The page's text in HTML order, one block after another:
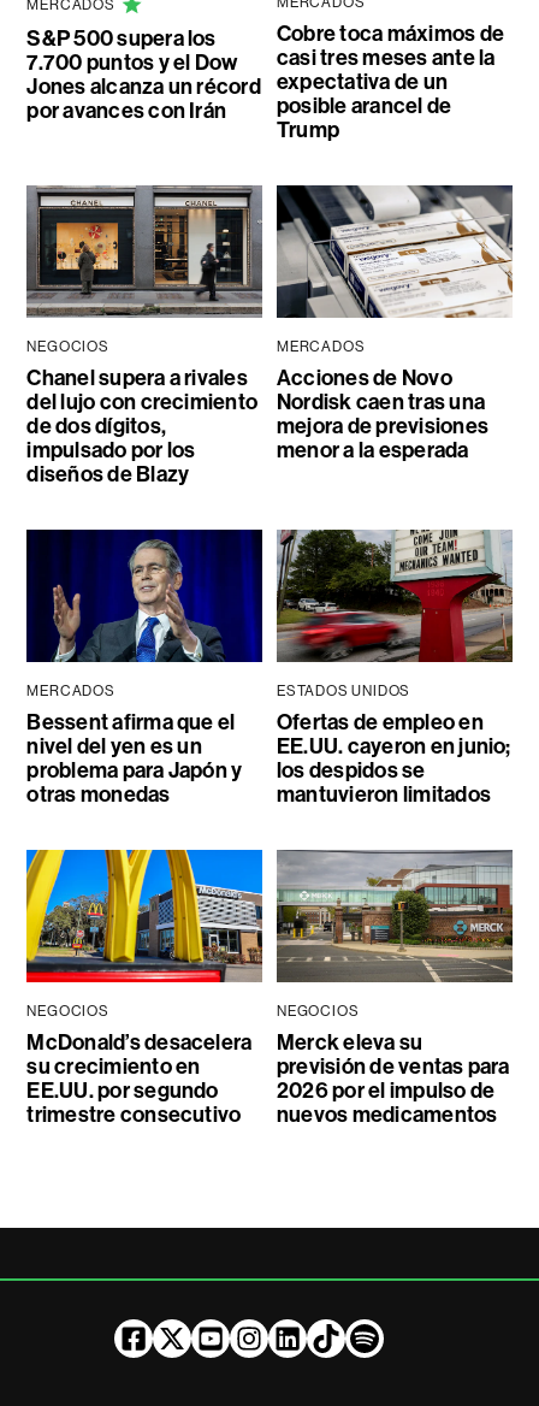
MERCADOS
S&P 500 supera los
7.700 puntos y el Dow
Jones alcanza un récord
por avances con Irán
Cobre toca máximos de
casi tres meses ante la
expectativa de un
posible arancel de
Trump
NEGOCIOS
Chanel supera a rivales
del lujo con crecimiento
de dos dígitos,
impulsado por los
diseños de Blazy
MERCADOS
Acciones de Novo
Nordisk caen tras una
mejora de previsiones
menor a la esperada
MERCADOS
Bessent afirma que el
nivel del yen es un
problema para Japón y
otras monedas
ESTADOS UNIDOS
Ofertas de empleo en
EE.UU. cayeron en junio;
los despidos se
mantuvieron limitados
NEGOCIOS
McDonald’s desacelera
su crecimiento en
EE.UU. por segundo
trimestre consecutivo
NEGOCIOS
Merck eleva su
previsión de ventas para
2026 por el impulso de
nuevos medicamentos